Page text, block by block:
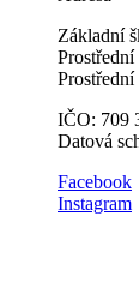
Základní
Prostřední
IČO: 709
Datová
​​Facebook
Instagram